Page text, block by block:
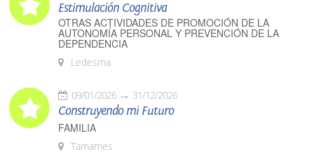
Estimulación Cognitiva
OTRAS ACTIVIDADES DE PROMOCIÓN DE LA
AUTONOMÍA PERSONAL Y PREVENCIÓN DE LA
DEPENDENCIA
Ledesma
09/01/2026 31/12/2026
Construyendo mi Futuro
FAMILIA
Tamames